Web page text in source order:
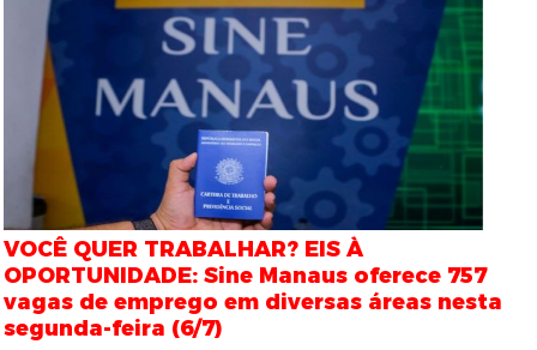
VOCÊ QUER TRABALHAR? EIS À
OPORTUNIDADE: Sine Manaus oferece 757
vagas de emprego em diversas áreas nesta
segunda-feira (6/7)